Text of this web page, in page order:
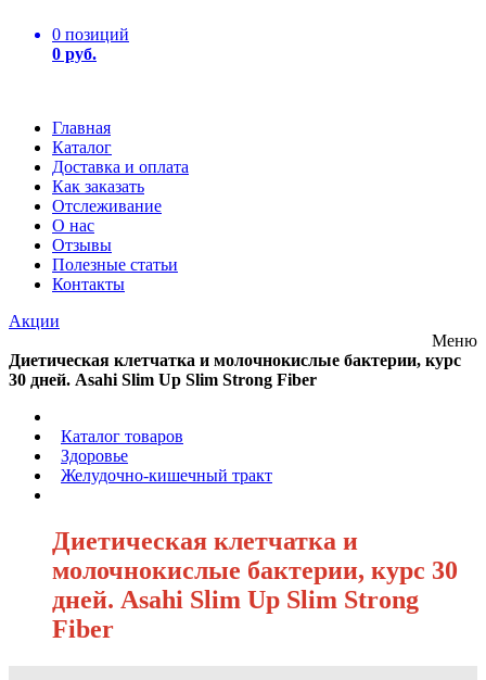
0 позиций
0 руб.
Главная
Каталог
Доставка и оплата
Как заказать
Отслеживание
О нас
Отзывы
Полезные статьи
Контакты
Акции
Меню
Диетическая клетчатка и молочнокислые бактерии, курс
30 дней. Asahi Slim Up Slim Strong Fiber
Каталог товаров
Здоровье
Желудочно-кишечный тракт
Диетическая клетчатка и
молочнокислые бактерии, курс 30
дней. Asahi Slim Up Slim Strong
Fiber